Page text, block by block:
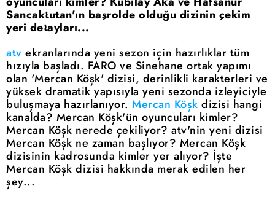
Sancaktutan'ın başrolde olduğu dizinin çekim
yeri detayları...
atv ekranlarında yeni sezon için hazırlıklar tüm
hızıyla başladı. FARO ve Sinehane ortak yapımı
olan 'Mercan Köşk' dizisi, derinlikli karakterleri ve
yüksek dramatik yapısıyla yeni sezonda izleyiciyle
buluşmaya hazırlanıyor. Mercan Köşk dizisi hangi
kanalda? Mercan Köşk'ün oyuncuları kimler?
Mercan Köşk nerede çekiliyor? atv'nin yeni dizisi
Mercan Köşk ne zaman başlıyor? Mercan Köşk
dizisinin kadrosunda kimler yer alıyor? İşte
Mercan Köşk dizisi hakkında merak edilen her
şey...